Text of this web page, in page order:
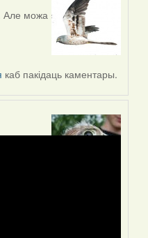
Але можа
каб пакідаць каментары.